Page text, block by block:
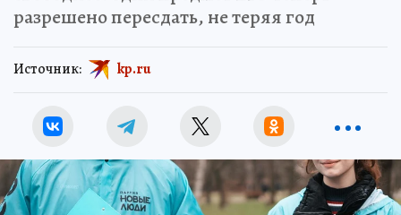
разрешено пересдать, не теряя год
Источник: kp.ru